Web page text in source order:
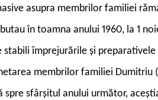
asupra membrilor familiei
în toamna anului 1960, la 1
stabili împrejurările și
membrilor familiei Dumitriu
spre sfârșitul anului următor,